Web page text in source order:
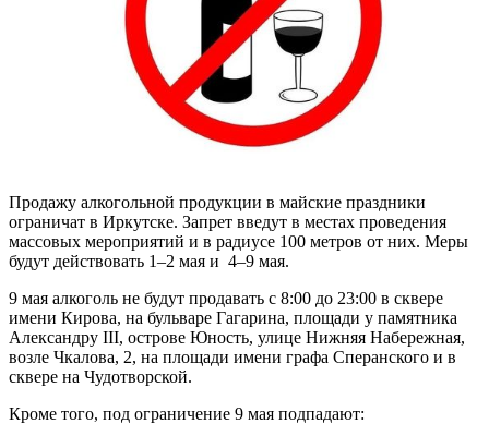
Продажу алкогольной продукции в майские праздники
ограничат в Иркутске. Запрет введут в местах проведения
массовых мероприятий и в радиусе 100 метров от них. Меры
будут действовать 1–2 мая и 4­­–9 мая.
9 мая алкоголь не будут продавать с 8:00 до 23:00 в сквере
имени Кирова, на бульваре Гагарина, площади у памятника
Александру III, острове Юность, улице Нижняя Набережная,
возле Чкалова, 2, на площади имени графа Сперанского и в
сквере на Чудотворской.
Кроме того, под ограничение 9 мая подпадают: